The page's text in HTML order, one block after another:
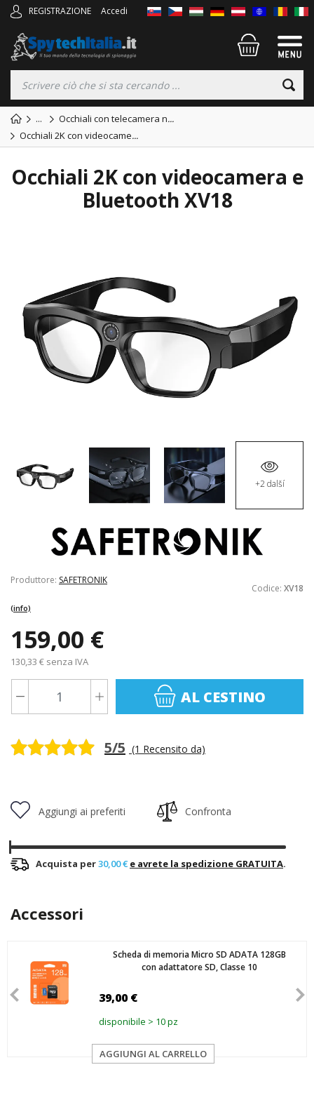
REGISTRAZIONE Accedi
... Occhiali con telecamera n...
Occhiali 2K con videocame...
Occhiali 2K con videocamera e
Bluetooth XV18
+2 další
Produttore: SAFETRONIK
Codice: XV18
(info)
159,00 €
130,33 € senza IVA
AL CESTINO
5/5 (1 Recensito da)
Aggiungi ai preferiti Confronta
Acquista per30,00 € e avrete la spedizione GRATUITA.
Accessori
Scheda di memoria Micro SD ADATA 128GB
con adattatore SD, Classe 10
39,00 €
disponibile > 10 pz
AGGIUNGI AL CARRELLO